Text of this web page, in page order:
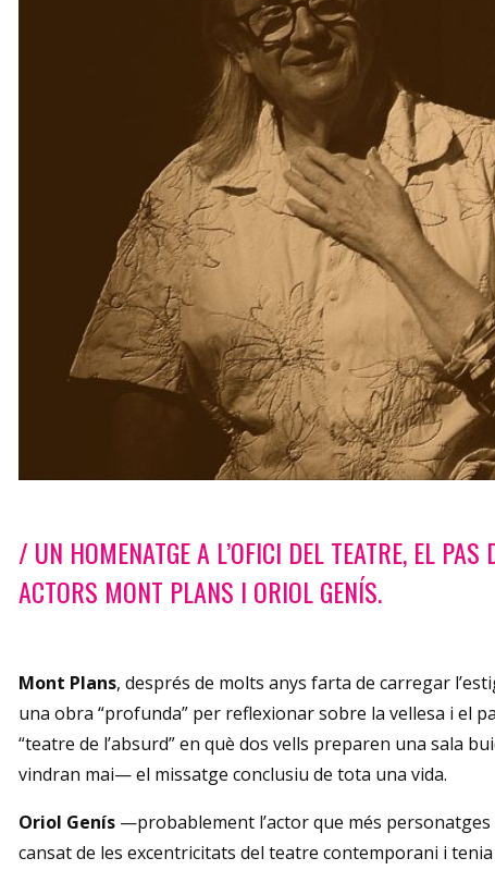
/ UN HOMENATGE A L’OFICI DEL TEATRE, EL
ACTORS MONT PLANS I ORIOL GENÍS.
Mont Plans, després de molts anys farta de carregar
una obra “profunda” per reflexionar sobre la vellesa i el
“teatre de l’absurd” en què dos vells preparen una sala
vindran mai— el missatge conclusiu de tota una vida.
Oriol Genís —probablement l’actor que més
cansat de les excentricitats del teatre contemporani i